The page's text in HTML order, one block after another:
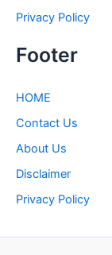
Privacy Policy
Footer
HOME
Contact Us
About Us
Disclaimer
Privacy Policy